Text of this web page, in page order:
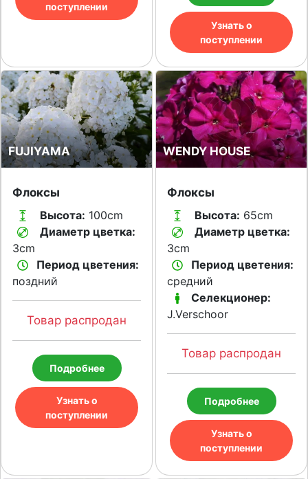
поступлении
Узнать о
поступлении
FUJIYAMA
Флоксы
Высота: 100cm
Диаметр цветка:
3cm
Период цветения:
поздний
Товар распродан
Подробнее
Узнать о
поступлении
WENDY HOUSE
Флоксы
Высота: 65cm
Диаметр цветка:
3cm
Период цветения:
средний
Селекционер:
J.Verschoor
Товар распродан
Подробнее
Узнать о
поступлении